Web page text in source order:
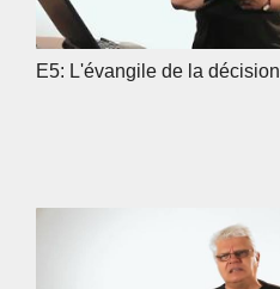
E5: L'évangile de la décision